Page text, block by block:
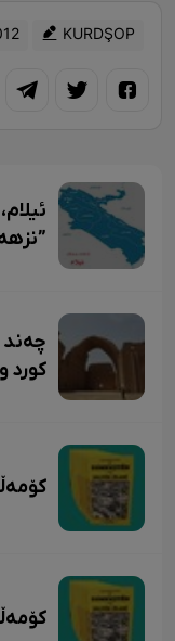
KURDŞOP
2012
چەند
کورد